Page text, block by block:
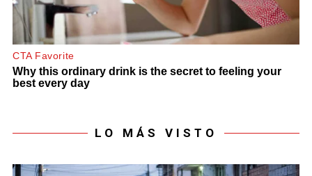
LO MÁS VISTO